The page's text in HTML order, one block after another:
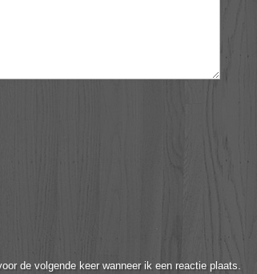
de volgende keer wanneer ik een reactie plaats.